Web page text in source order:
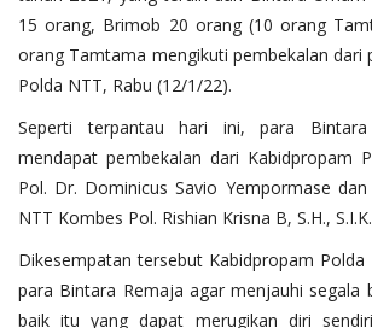
15 orang, Brimob 20 orang (10 orang
orang Tamtama mengikuti pembekalan dari
Polda NTT, Rabu (12/1/22).
Seperti terpantau hari ini, para
mendapat pembekalan dari Kabidpropam
Pol. Dr. Dominicus Savio Yempormase
NTT Kombes Pol. Rishian Krisna B, S.H.,
Dikesempatan tersebut Kabidpropam
para Bintara Remaja agar menjauhi segala
baik itu yang dapat merugikan diri